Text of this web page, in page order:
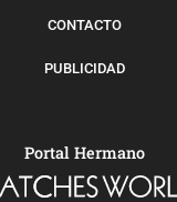
CONTACTO
PUBLICIDAD
Portal Hermano